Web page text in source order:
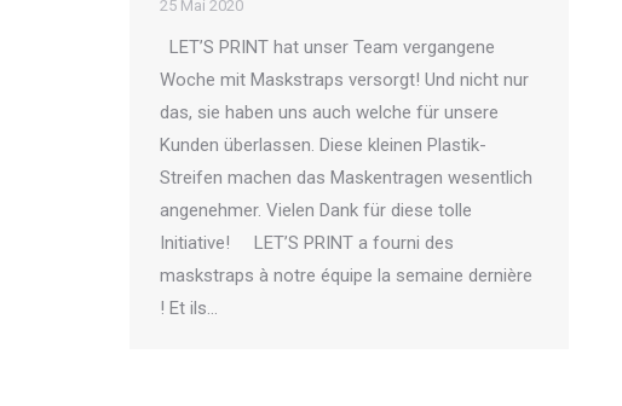
25 Mai 2020
LET’S PRINT hat unser Team vergangene
Woche mit Maskstraps versorgt! Und nicht nur
das, sie haben uns auch welche für unsere
Kunden überlassen. Diese kleinen Plastik-
Streifen machen das Maskentragen wesentlich
angenehmer. Vielen Dank für diese tolle
Initiative! LET’S PRINT a fourni des
maskstraps à notre équipe la semaine dernière
! Et ils…